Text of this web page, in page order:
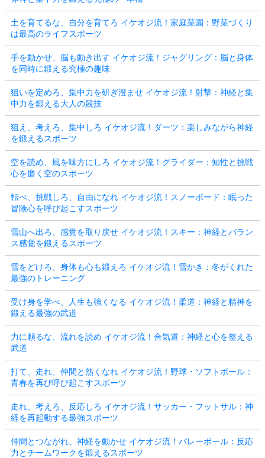
土を育てるな、自分を育てろ イケオジ流！家庭菜園：野菜づくり
は最高のライフスポーツ
手を動かせ、脳も動き出す イケオジ流！ジャグリング：脳と身体
を同時に鍛える究極の趣味
狙いを定めろ、集中力を研ぎ澄ませ イケオジ流！射撃：神経と集
中力を鍛える大人の競技
狙え、考えろ、集中しろ イケオジ流！ダーツ：楽しみながら神経
を鍛えるスポーツ
空を読め、風を味方にしろ イケオジ流！グライダー：知性と挑戦
心を磨く空のスポーツ
転べ、挑戦しろ、自由になれ イケオジ流！スノーボード：眠った
冒険心を呼び起こすスポーツ
雪山へ出ろ、感覚を取り戻せ イケオジ流！スキー：神経とバラン
ス感覚を鍛えるスポーツ
雪をどけろ、身体も心も鍛えろ イケオジ流！雪かき：冬がくれた
最強のトレーニング
受け身を学べ、人生も強くなる イケオジ流！柔道：神経と精神を
鍛える最強の武道
力に頼るな、流れを読め イケオジ流！合気道：神経と心を整える
武道
打て、走れ、仲間と熱くなれ イケオジ流！野球・ソフトボール：
青春を再び呼び起こすスポーツ
走れ、考えろ、反応しろ イケオジ流！サッカー・フットサル：神
経を再起動する最強スポーツ
仲間とつながれ、神経を動かせ イケオジ流！バレーボール：反応
力とチームワークを鍛えるスポーツ